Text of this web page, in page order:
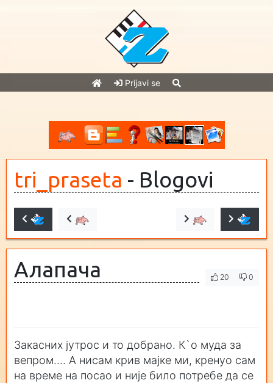
Prijavi se
tri_praseta - Blogovi
Алапача 20 0
Закасних јутрос и то добрано. К`о муда за
вепром.... А нисам крив мајке ми, кренуо сам
на време на посао и није било потребе да се